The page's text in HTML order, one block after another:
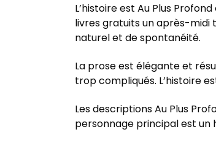
L’histoire est Au Plus
livres gratuits un après-midi
naturel et de spontanéité.
La prose est élégante et
trop compliqués. L’histoire
Les descriptions Au Plus
personnage principal est un